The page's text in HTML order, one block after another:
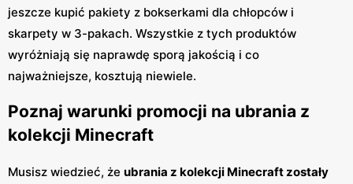
jeszcze kupić pakiety z bokserkami dla chłopców i
skarpety w 3-pakach. Wszystkie z tych produktów
wyróżniają się naprawdę sporą jakością i co
najważniejsze, kosztują niewiele.
Poznaj warunki promocji na ubrania z
kolekcji Minecraft
Musisz wiedzieć, że ubrania z kolekcji Minecraft zostały